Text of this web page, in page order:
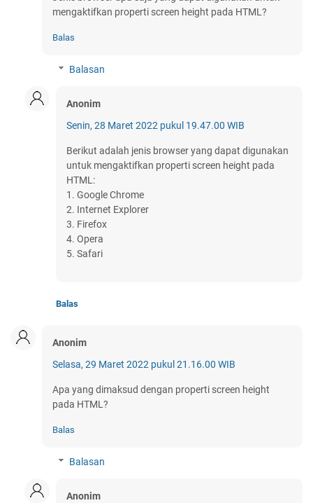
mengaktifkan properti screen height pada HTML?
Balas
Balasan
Anonim
Senin, 28 Maret 2022 pukul 19.47.00 WIB
Berikut adalah jenis browser yang dapat digunakan
untuk mengaktifkan properti screen height pada
HTML:
1. Google Chrome
2. Internet Explorer
3. Firefox
4. Opera
5. Safari
Balas
Anonim
Selasa, 29 Maret 2022 pukul 21.16.00 WIB
Apa yang dimaksud dengan properti screen height
pada HTML?
Balas
Balasan
Anonim